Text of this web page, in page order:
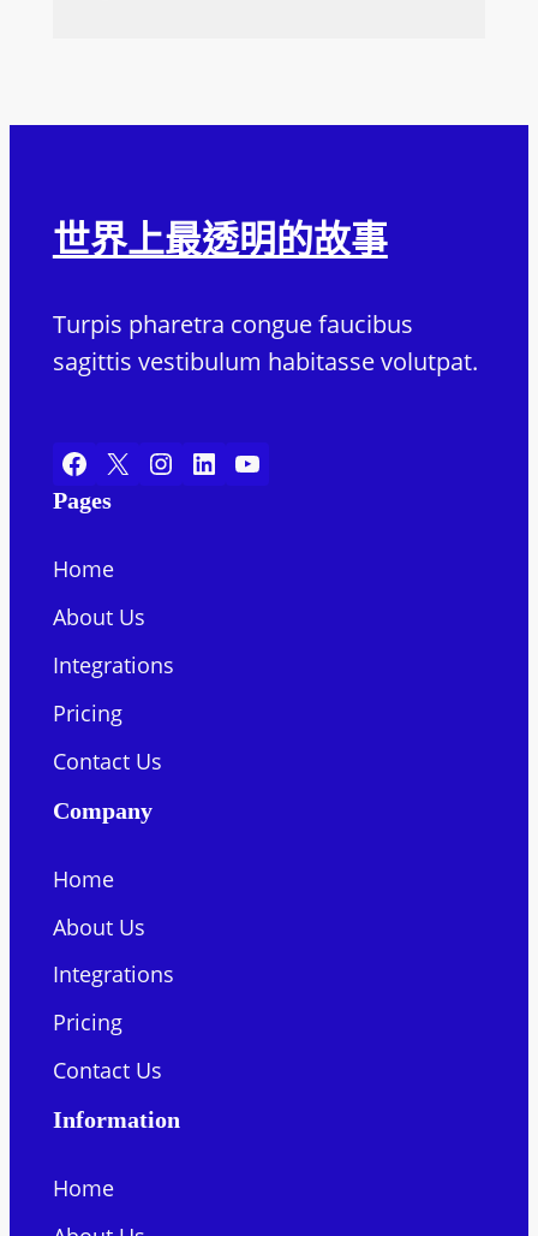
世界上最透明的故事
Turpis pharetra congue faucibus
sagittis vestibulum habitasse volutpat.
Facebook X Instagram LinkedIn YouTube
Pages
Home
About Us
Integrations
Pricing
Contact Us
Company
Home
About Us
Integrations
Pricing
Contact Us
Information
Home